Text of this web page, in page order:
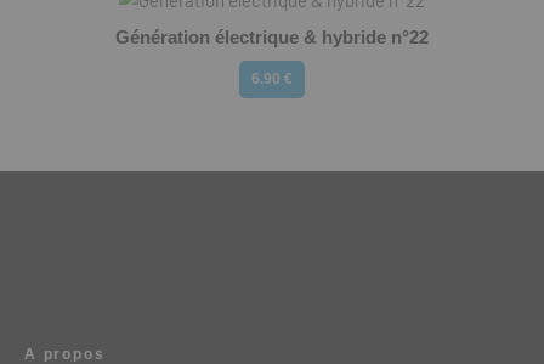
Génération électrique & hybride n°22
6.90 €
A propos